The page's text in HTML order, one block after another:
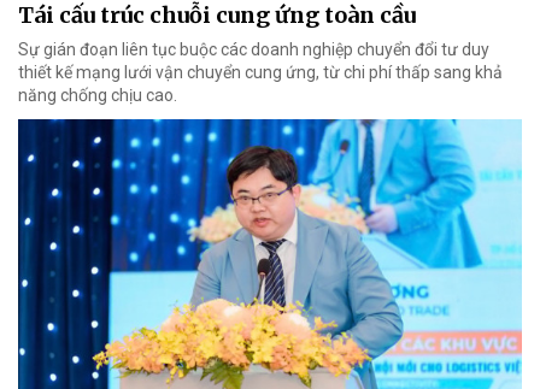
Tái cấu trúc chuỗi cung ứng toàn cầu
Sự gián đoạn liên tục buộc các doanh nghiệp chuyển đổi tư duy
thiết kế mạng lưới vận chuyển cung ứng, từ chi phí thấp sang khả
năng chống chịu cao.